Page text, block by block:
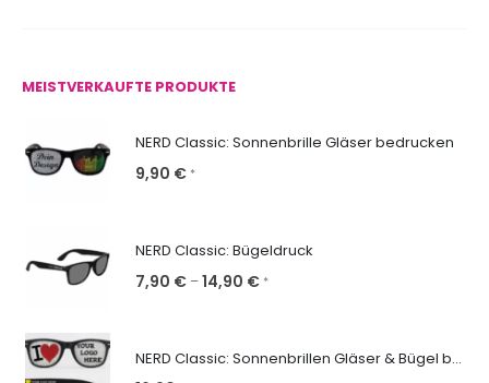
MEISTVERKAUFTE PRODUKTE
NERD Classic: Sonnenbrille Gläser bedrucken
9,90 € *
NERD Classic: Bügeldruck
7,90 € –14,90 € *
NERD Classic: Sonnenbrillen Gläser & Bügel bedrucken